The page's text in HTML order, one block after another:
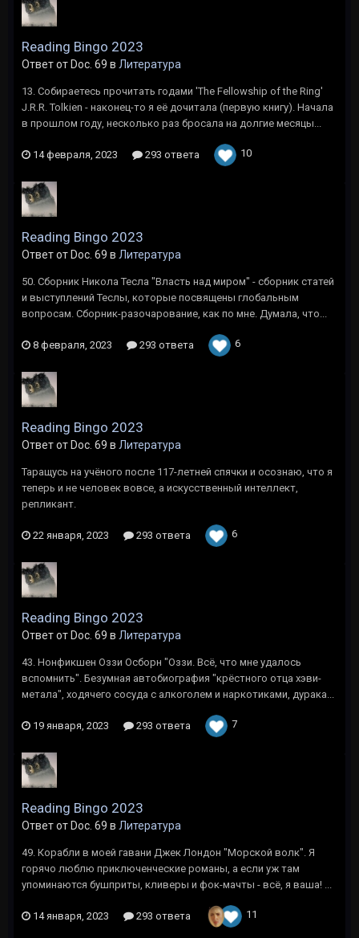
Reading Bingo 2023
Ответ от Doc. 69 в Литература
13. Собираетесь прочитать годами 'The Fellowship of the Ring'
J.R.R. Tolkien - наконец-то я её дочитала (первую книгу). Начала
в прошлом году, несколько раз бросала на долгие месяцы...
14 февраля, 2023 293 ответа 10
Reading Bingo 2023
Ответ от Doc. 69 в Литература
50. Сборник Никола Тесла "Власть над миром" - сборник статей
и выступлений Теслы, которые посвящены глобальным
вопросам. Сборник-разочарование, как по мне. Думала, что...
8 февраля, 2023 293 ответа 6
Reading Bingo 2023
Ответ от Doc. 69 в Литература
Таращусь на учёного после 117-летней спячки и осознаю, что я
теперь и не человек вовсе, а искусственный интеллект,
репликант.
22 января, 2023 293 ответа 6
Reading Bingo 2023
Ответ от Doc. 69 в Литература
43. Нонфикшен Оззи Осборн "Оззи. Всё, что мне удалось
вспомнить". Безумная автобиография "крёстного отца хэви-
метала", ходячего сосуда с алкоголем и наркотиками, дурака...
19 января, 2023 293 ответа 7
Reading Bingo 2023
Ответ от Doc. 69 в Литература
49. Корабли в моей гавани Джек Лондон "Морской волк". Я
горячо люблю приключенческие романы, а если уж там
упоминаются бушприты, кливеры и фок-мачты - всё, я ваша! ...
14 января, 2023 293 ответа 11